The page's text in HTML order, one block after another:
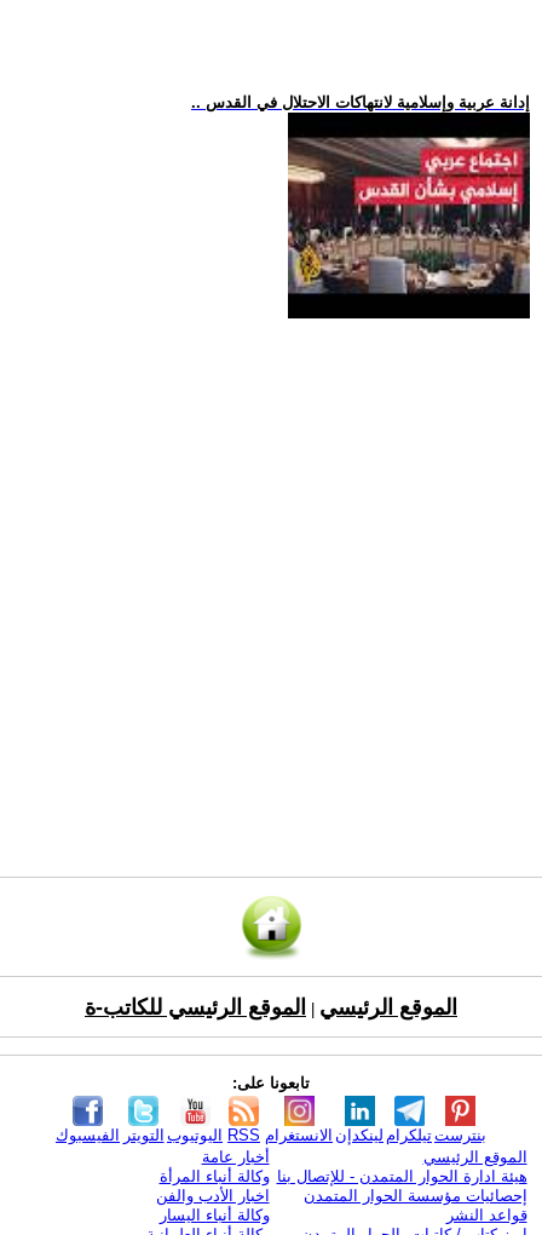
.. إدانة عربية وإسلامية لانتهاكات الاحتلال في القدس
الموقع الرئيسي الموقع الرئيسي للكاتب-ة
تابعونا على:
الفيسبوك التويتر اليوتيوب RSS الانستغرام لينكدإن تيلكرامبنترست
الموقع الرئيسي
هيئة ادارة الحوار المتمدن - للإتصال بنا
إحصائيات مؤسسة الحوار المتمدن
قواعد النشر
أخبار عامة
وكالة أنباء المرأة
اخبار الأدب والفن
وكالة أنباء اليسار